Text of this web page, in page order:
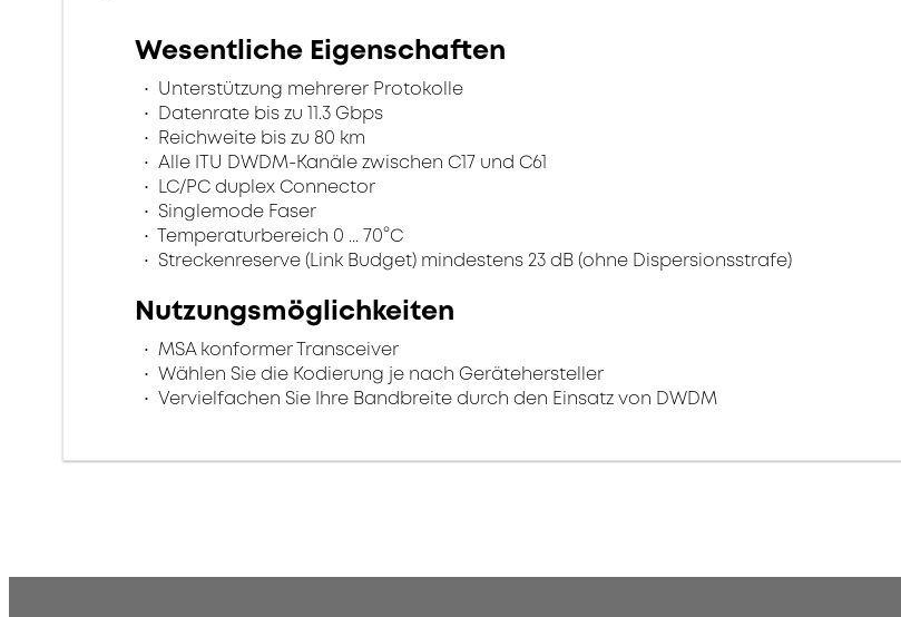
Wesentliche Eigenschaften
Unterstützung mehrerer Protokolle
Datenrate bis zu 11.3 Gbps
Reichweite bis zu 80 km
Alle ITU DWDM-Kanäle zwischen C17 und C61
LC/PC duplex Connector
Singlemode Faser
Temperaturbereich 0 ... 70°C
Streckenreserve (Link Budget) mindestens 23 dB (ohne Dispersionsstrafe)
Nutzungsmöglichkeiten
MSA konformer Transceiver
Wählen Sie die Kodierung je nach Gerätehersteller
Vervielfachen Sie Ihre Bandbreite durch den Einsatz von DWDM